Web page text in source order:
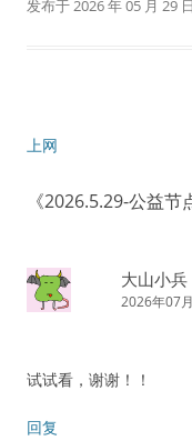
发布于2026 年 05 月 29 日
文章导航
上网
《2026.5.29-公益节
大山小兵
2026年07
试试看，谢谢！！
回复